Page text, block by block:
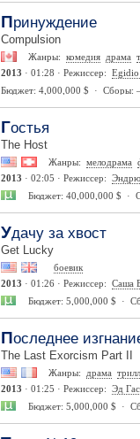
Принуждение
Compulsion
Жанры: комедия драма
2013 · 01:28 · Режиссер:
Бюджет: 4,000,000 $ · Сборы:
Гостья
The Host
Жанры: мелодрама
2013 · 02:05 · Режиссер:
Бюджет: 40,000,000 $ ·
Удачу за хвост
Get Lucky
боевик
2013 · 01:26 · Режиссер: Саша
Бюджет: 5,000,000 $ ·
Последнее
The Last Exorcism Part II
Жанры: драма
2013 · 01:25 · Режиссер: Эд
Бюджет: 5,000,000 $ ·